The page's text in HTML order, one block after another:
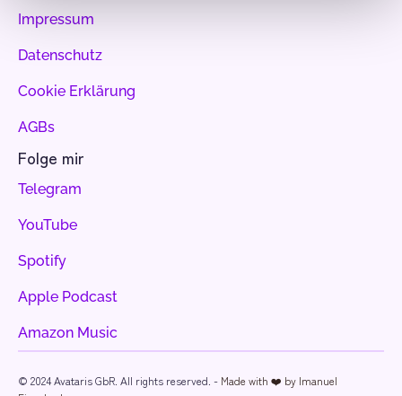
Impressum
Datenschutz
Cookie Erklärung
AGBs
Folge mir
Telegram
YouTube
Spotify
Apple Podcast
Amazon Music
© 2024 Avataris GbR. All rights reserved. - Made with ❤️ by Imanuel